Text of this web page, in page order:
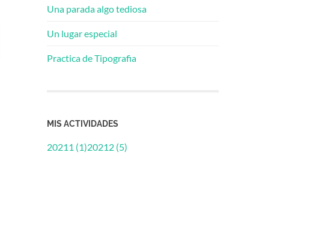
Una parada algo tediosa
Un lugar especial
Practica de Tipografia
MIS ACTIVIDADES
20211 (1)20212 (5)